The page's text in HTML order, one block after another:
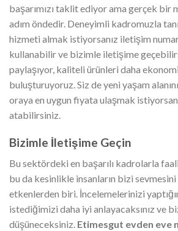
başarımızı taklit ediyor ama gerçek
adım öndedir. Deneyimli kadromuzla
hizmeti almak istiyorsanız iletişim
kullanabilir ve bizimle iletişime
paylaşıyor, kaliteli ürünleri daha
buluşturuyoruz. Siz de yeni yaşam
oraya en uygun fiyata ulaşmak
atabilirsiniz.
Bizimle İletişime Geçin
Bu sektördeki en başarılı kadrolarla
bu da kesinlikle insanların bizi
etkenlerden biri. İncelemelerinizi
istediğimizi daha iyi anlayacaksınız ve
düşüneceksiniz. Etimesgut evden eve